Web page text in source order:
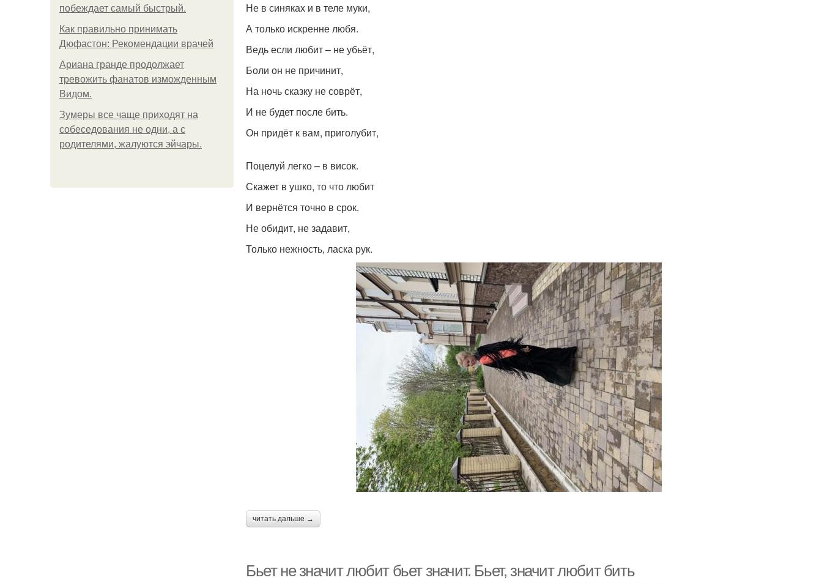
побеждает самый быстрый.
Как правильно принимать
Дюфастон: Рекомендации врачей
Ариана гранде продолжает
тревожить фанатов изможденным
Видом.
Зумеры все чаще приходят на
собеседования не одни, а с
родителями, жалуются эйчары.
Не в синяках и в теле муки,
А только искренне любя.
Ведь если любит – не убьёт,
Боли он не причинит,
На ночь сказку не соврёт,
И не будет после бить.
Он придёт к вам, приголубит,
Поцелуй легко – в висок.
Скажет в ушко, то что любит
И вернётся точно в срок.
Не обидит, не задавит,
Только нежность, ласка рук.
читать дальше →
Бьет не значит любит бьет значит. Бьет, значит любит бить